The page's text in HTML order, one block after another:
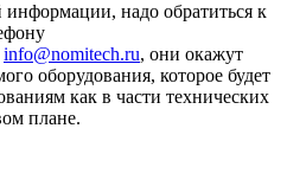
надо обратиться к
info@nomitech.ru, они окажут
оборудования, которое будет
как в части технических
плане.